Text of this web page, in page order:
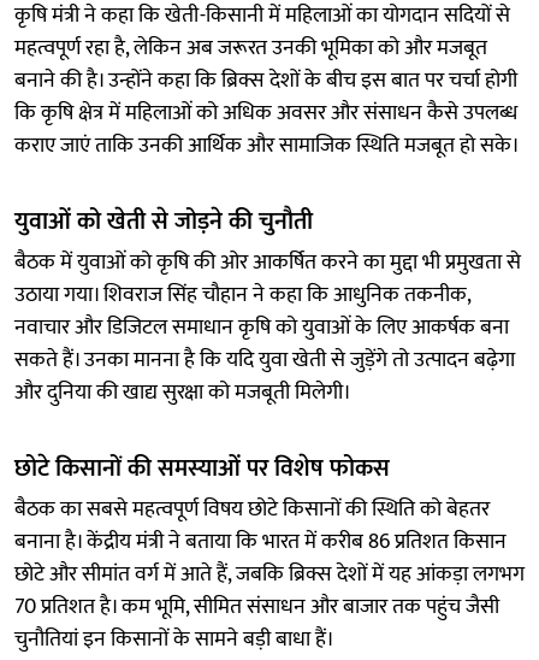
कृषि मंत्री ने कहा कि खेती-किसानी में महिलाओं का योगदान सदियों से
महत्वपूर्ण रहा है, लेकिन अब जरूरत उनकी भूमिका को और मजबूत
बनाने की है। उन्होंने कहा कि ब्रिक्स देशों के बीच इस बात पर चर्चा होगी
कि कृषि क्षेत्र में महिलाओं को अधिक अवसर और संसाधन कैसे उपलब्ध
कराए जाएं ताकि उनकी आर्थिक और सामाजिक स्थिति मजबूत हो सके।
युवाओं को खेती से जोड़ने की चुनौती
बैठक में युवाओं को कृषि की ओर आकर्षित करने का मुद्दा भी प्रमुखता से
उठाया गया। शिवराज सिंह चौहान ने कहा कि आधुनिक तकनीक,
नवाचार और डिजिटल समाधान कृषि को युवाओं के लिए आकर्षक बना
सकते हैं। उनका मानना है कि यदि युवा खेती से जुड़ेंगे तो उत्पादन बढ़ेगा
और दुनिया की खाद्य सुरक्षा को मजबूती मिलेगी।
छोटे किसानों की समस्याओं पर विशेष फोकस
बैठक का सबसे महत्वपूर्ण विषय छोटे किसानों की स्थिति को बेहतर
बनाना है। केंद्रीय मंत्री ने बताया कि भारत में करीब 86 प्रतिशत किसान
छोटे और सीमांत वर्ग में आते हैं, जबकि ब्रिक्स देशों में यह आंकड़ा लगभग
70 प्रतिशत है। कम भूमि, सीमित संसाधन और बाजार तक पहुंच जैसी
चुनौतियां इन किसानों के सामने बड़ी बाधा हैं।